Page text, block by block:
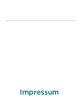
Impressum